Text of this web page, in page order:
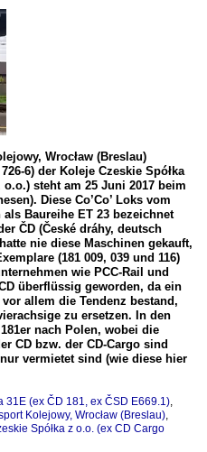
(ex ČD 181, ex ČSD E669.1)
z o.o. (ex CD Cargo Poland
Wrocław (Breslau)
6) der Koleje Czeskie Spółka
steht am 25 Juni 2017 beim
Diese Co’Co’ Loks vom
Baureihe ET 23 bezeichnet
ČD (České dráhy, deutsch
nie diese Maschinen gekauft,
(181 009, 039 und 116)
wie PCC-Rail und
überflüssig geworden, da ein
allem die Tendenz bestand,
zu ersetzen. In den
nach Polen, wobei die
CD bzw. der CD-Cargo sind
vermietet sind (wie diese hier
31E (ex ČD 181, ex ČSD E669.1),
Kolejowy, Wrocław (Breslau),
Spółka z o.o. (ex CD Cargo